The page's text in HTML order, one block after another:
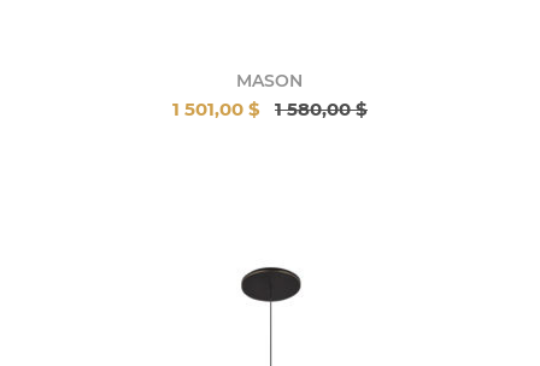
MASON
1 501,00 $ 1 580,00 $